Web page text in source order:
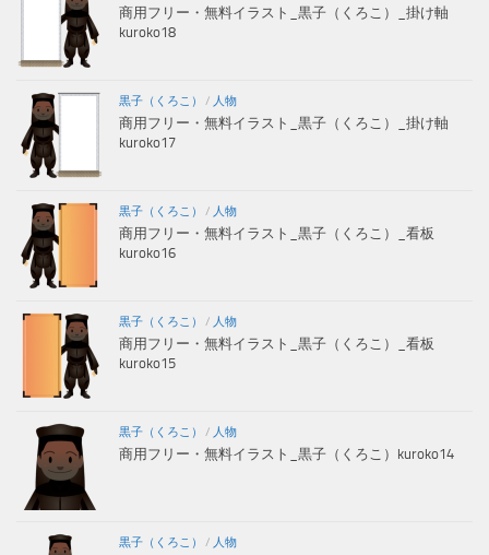
商用フリー・無料イラスト_黒子（くろこ）_掛け軸
kuroko18
黒子（くろこ） / 人物
商用フリー・無料イラスト_黒子（くろこ）_掛け軸
kuroko17
黒子（くろこ） / 人物
商用フリー・無料イラスト_黒子（くろこ）_看板
kuroko16
黒子（くろこ） / 人物
商用フリー・無料イラスト_黒子（くろこ）_看板
kuroko15
黒子（くろこ） / 人物
商用フリー・無料イラスト_黒子（くろこ）kuroko14
黒子（くろこ） / 人物